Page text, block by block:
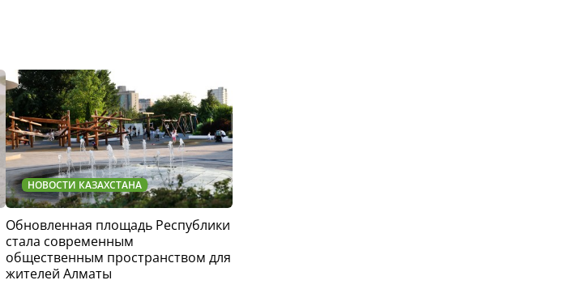
НОВОСТИ КАЗАХСТАНА
Обновленная площадь Республики
стала современным
общественным пространством для
жителей Алматы